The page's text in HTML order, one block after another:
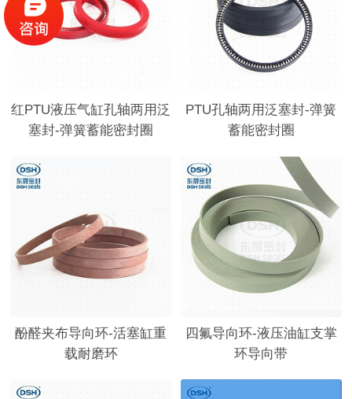
红PTU液压气缸孔轴两用泛
塞封-弹簧蓄能密封圈
PTU孔轴两用泛塞封-弹簧
蓄能密封圈
酚醛夹布导向环-活塞缸重
载耐磨环
四氟导向环-液压油缸支掌
环导向带